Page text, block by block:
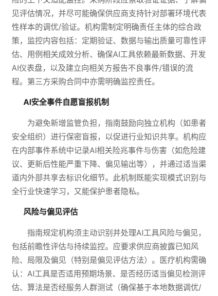
见评估情况，并尽可能确保供应商支持针对部署环境代表
性样本的调优/验证。机构需制定明确责任主体的综合政
策，监控内容包括：定期验证、数据与输出质量可靠性评
估、用例相关成效分析、确保AI工具依赖最新数据、开发
AI仪表盘，以及建立向相关方报告不良事件/错误的流
程。第三方采购合同中亦需明确监控责任。
AI安全事件自愿盲报机制
为避免新增监管负担，指南鼓励向独立机构（如患者
安全组织）进行保密盲报，以促进行业知识共享。机构应
在内部事件系统中记录AI相关险兆事件与伤害（如危险建
议、更新后性能严重下降、偏见输出等），并通过适当渠
道内外部共享去标识化细节。此机制既能实现模式识别与
全行业快速学习，又能保护患者隐私。
风险与偏见评估
指南规定机构须主动识别并处理AI工具风险与偏见，
包括前瞻性评估与持续监控。应要求供应商披露已知风
险、局限及偏见（特别是偏见评估方法）。医疗机构需确
认：AI工具是否适用预期场景、是否经历适当偏见检测评
估、算法是否经服务人群测试（确保基于本地数据调优/